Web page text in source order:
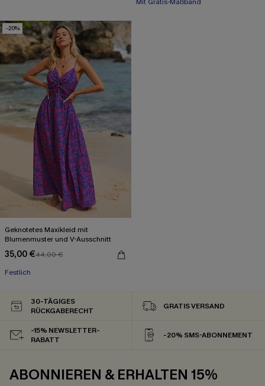
-20%
Geknotetes Maxikleid mit
Blumenmuster und V-Ausschnitt
35,00 €44,00 €
Festlich
30-TÄGIGES
RÜCKGABERECHT
GRATIS VERSAND
-15% NEWSLETTER-
RABATT
-20% SMS-ABONNEMENT
ABONNIEREN & ERHALTEN 15%